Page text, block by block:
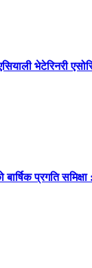
भेटेरिनरी
प्रगति समिक्षा